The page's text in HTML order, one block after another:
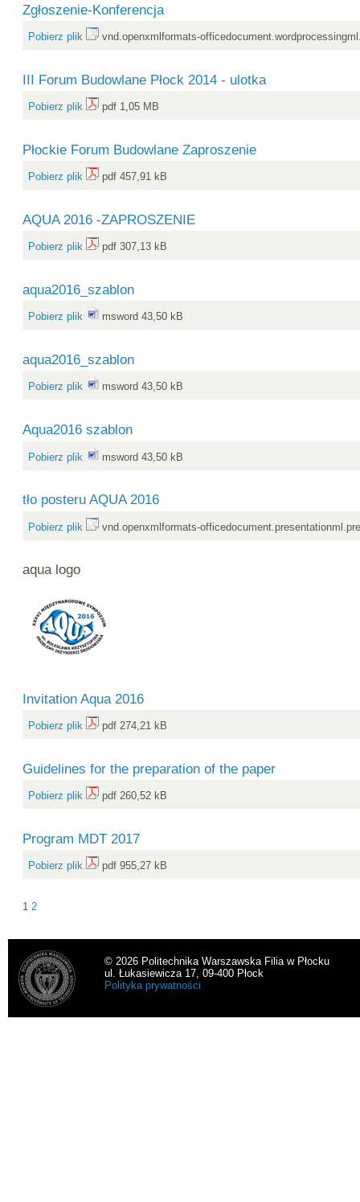
Zgłoszenie-Konferencja
Pobierz plik vnd.openxmlformats-
III Forum Budowlane Płock 2014 - ulotka
Pobierz plik pdf 1,05 MB
Płockie Forum Budowlane Zaproszenie
Pobierz plik pdf 457,91 kB
AQUA 2016 -ZAPROSZENIE
Pobierz plik pdf 307,13 kB
aqua2016_szablon
Pobierz plik msword 43,50 kB
aqua2016_szablon
Pobierz plik msword 43,50 kB
Aqua2016 szablon
Pobierz plik msword 43,50 kB
tło posteru AQUA 2016
Pobierz plik vnd.openxmlformats-
aqua logo
Invitation Aqua 2016
Pobierz plik pdf 274,21 kB
Guidelines for the preparation of the paper
Pobierz plik pdf 260,52 kB
Program MDT 2017
Pobierz plik pdf 955,27 kB
1 2
© 2026 Politechnika Warszawska Filia w Płocku
ul. Łukasiewicza 17, 09-400 Płock
Polityka prywatności